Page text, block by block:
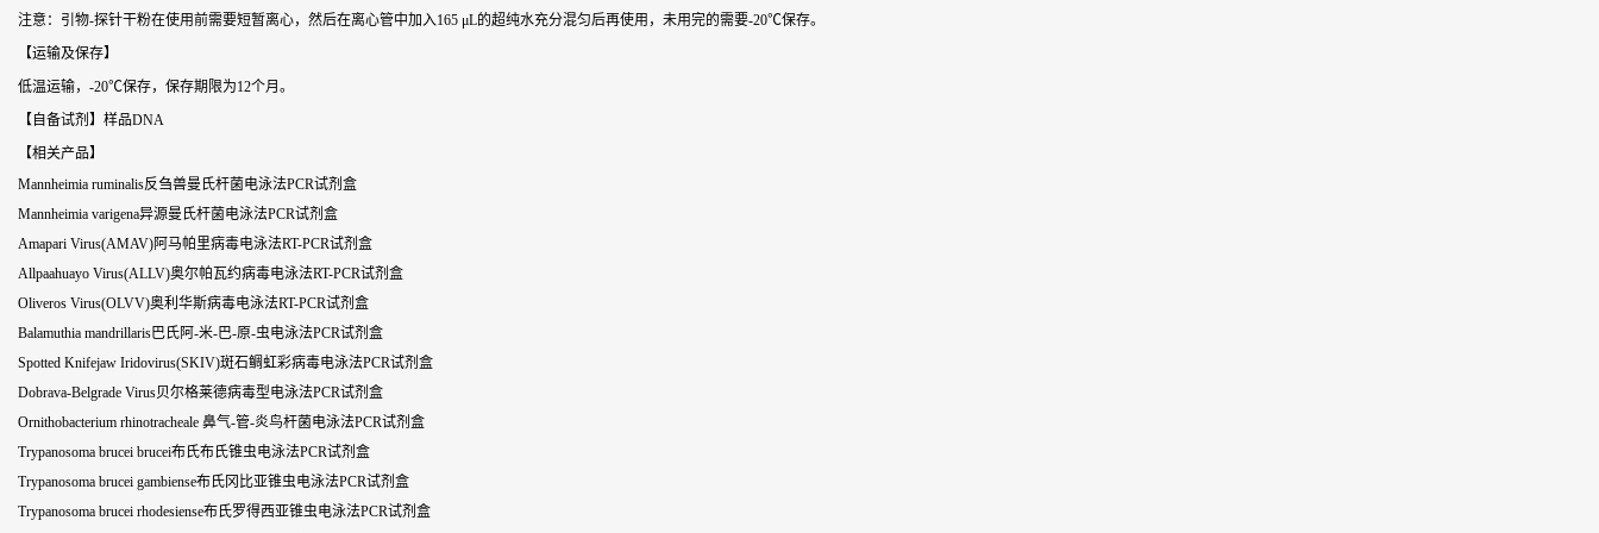
注意：引物-探针干粉在使用前需要短暂离心，然后在离心管中加入165 μL的超纯水充分混匀后再使用，未用完的需要-20℃保存。
【运输及保存】
低温运输，-20℃保存，保存期限为12个月。
【自备试剂】样品DNA
【相关产品】
Mannheimia ruminalis反刍兽曼氏杆菌电泳法PCR试剂盒
Mannheimia varigena异源曼氏杆菌电泳法PCR试剂盒
Amapari Virus(AMAV)阿马帕里病毒电泳法RT-PCR试剂盒
Allpaahuayo Virus(ALLV)奥尔帕瓦约病毒电泳法RT-PCR试剂盒
Oliveros Virus(OLVV)奥利华斯病毒电泳法RT-PCR试剂盒
Balamuthia mandrillaris巴氏阿-米-巴-原-虫电泳法PCR试剂盒
Spotted Knifejaw Iridovirus(SKIV)斑石鲷虹彩病毒电泳法PCR试剂盒
Dobrava-Belgrade Virus贝尔格莱德病毒型电泳法PCR试剂盒
Ornithobacterium rhinotracheale 鼻气-管-炎鸟杆菌电泳法PCR试剂盒
Trypanosoma brucei brucei布氏布氏锥虫电泳法PCR试剂盒
Trypanosoma brucei gambiense布氏冈比亚锥虫电泳法PCR试剂盒
Trypanosoma brucei rhodesiense布氏罗得西亚锥虫电泳法PCR试剂盒